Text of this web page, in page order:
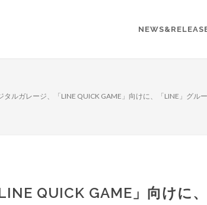
タルガレージ、「LINE QUICK GAME」向けに、「LINE」グ
QUICK GAME」向けに